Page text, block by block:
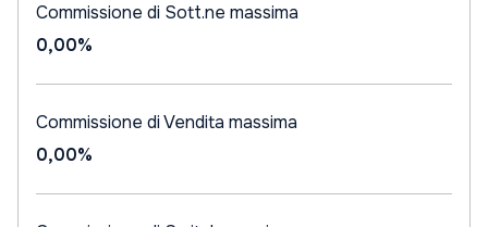
Commissione di Sott.ne massima
0,00%
Commissione di Vendita massima
0,00%